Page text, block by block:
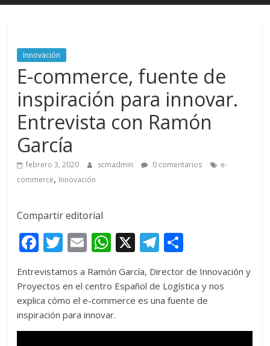
Innovación
E-commerce, fuente de
inspiración para innovar.
Entrevista con Ramón
García
febrero 3, 2020 scmadmin 0 comentarios
e-
commerce, Innovación
Compartir editorial
F
e
b
o
o
T
itt
er
E
ai
l
W
at
s
A
p
X T
e
gr
m
o
m
p
ti
Entrevistamos a Ramón García, Director de Innovación y
Proyectos en el centro Español de Logística y nos
explica cómo el e-commerce es una fuente de
inspiración para innovar.